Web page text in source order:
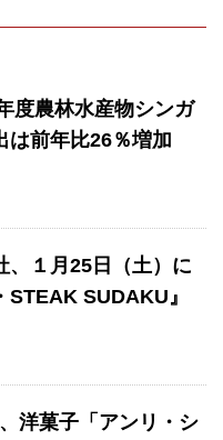
度農林水産物シンガ
は前年比26％増加
、１月25日（土）に
STEAK SUDAKU』
洋菓子「アンリ・シ